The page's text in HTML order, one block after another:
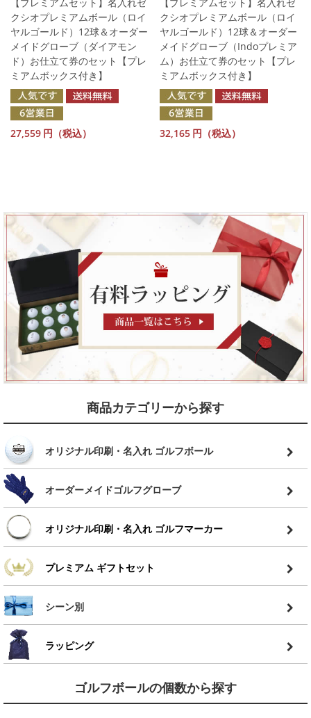
【プレミアムセット】名入れゼ
クシオプレミアムボール（ロイ
ヤルゴールド）12球＆オーダー
メイドグローブ（ダイアモン
ド）お仕立て券のセット【プレ
ミアムボックス付き】
27,559 円（税込）
【プレミアムセット】名入れゼ
クシオプレミアムボール（ロイ
ヤルゴールド）12球＆オーダー
メイドグローブ（Indoプレミア
ム）お仕立て券のセット【プレ
ミアムボックス付き】
32,165 円（税込）
商品カテゴリーから探す
オリジナル印刷・名入れ ゴルフボール
オーダーメイドゴルフグローブ
オリジナル印刷・名入れ ゴルフマーカー
プレミアム ギフトセット
シーン別
ラッピング
ゴルフボールの個数から探す